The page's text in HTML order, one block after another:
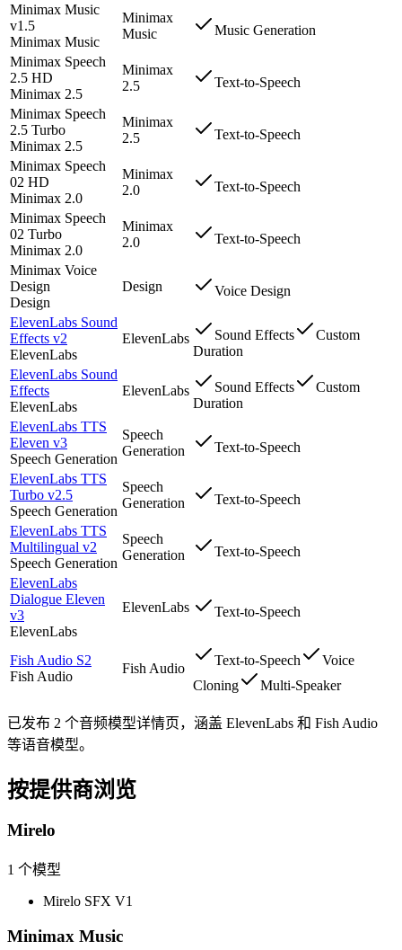
Minimax Music
v1.5
Minimax Music
Minimax
Music
Music Generation
Minimax Speech
2.5 HD
Minimax 2.5
Minimax
2.5
Text-to-Speech
Minimax Speech
2.5 Turbo
Minimax 2.5
Minimax
2.5
Text-to-Speech
Minimax Speech
02 HD
Minimax 2.0
Minimax
2.0
Text-to-Speech
Minimax Speech
02 Turbo
Minimax 2.0
Minimax
2.0
Text-to-Speech
Minimax Voice
Design
Design
Design Voice Design
ElevenLabs Sound
Effects v2
ElevenLabs
ElevenLabs Sound Effects
Custom
Duration
ElevenLabs Sound
Effects
ElevenLabs
ElevenLabs Sound Effects
Custom
Duration
ElevenLabs TTS
Eleven v3
Speech Generation
Speech
Generation
Text-to-Speech
ElevenLabs TTS
Turbo v2.5
Speech Generation
Speech
Generation
Text-to-Speech
ElevenLabs TTS
Multilingual v2
Speech Generation
Speech
Generation
Text-to-Speech
ElevenLabs
Dialogue Eleven
v3
ElevenLabs
ElevenLabs Text-to-Speech
Fish Audio S2
Fish Audio
Fish Audio
Text-to-Speech
Voice
Cloning
Multi-Speaker
已发布 2 个音频模型详情页，涵盖 ElevenLabs 和 Fish Audio
等语音模型。
按提供商浏览
Mirelo
1 个模型
Mirelo SFX V1
Minimax Music